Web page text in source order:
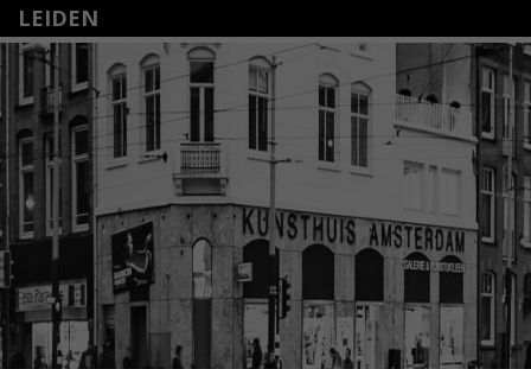
LEIDEN
Nieuwstraat 35
2312 KA Leiden
+31(0)71 – 52 84 480
info@kunsthuisleiden.nl
Lees meer